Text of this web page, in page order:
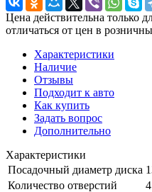
Цена действительна только
отличаться от цен в
Характеристики
Наличие
Отзывы
Подходит к авто
Как купить
Задать вопрос
Дополнительно
Характеристики
Посадочный диаметр диска
Количество отверстий
4